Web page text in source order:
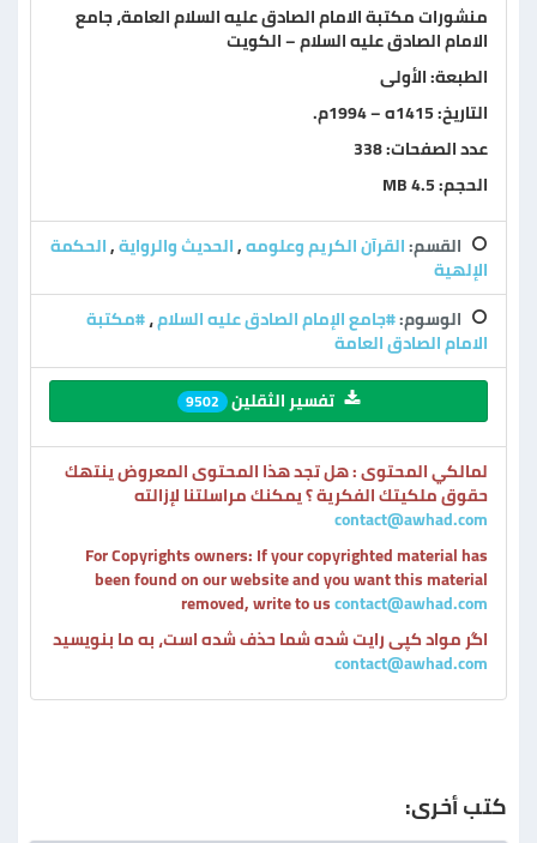
منشورات مكتبة الامام الصادق عليه السلام العامة، جامع
الامام الصادق عليه السلام – الكويت
الطبعة: الأولى
التاريخ: 1415ه – 1994م.
عدد الصفحات: 338
الحجم: 4.5 MB
القسم:القرآن الكريم وعلومه,الحديث والرواية,الحكمة
الإلهية
الوسوم:#جامع الإمام الصادق عليه السلام،#مكتبة
الامام الصادق العامة
تفسير الثقلين 9502
لمالكي المحتوى : هل تجد هذا المحتوى المعروض ينتهك
حقوق ملكيتك الفكرية ؟ يمكنك مراسلتنا لإزالته
contact@awhad.com
For Copyrights owners: If your copyrighted material has
been found on our website and you want this material
removed, write to uscontact@awhad.com
اگر مواد کپی رایت شده شما حذف شده است، به ما بنویسید
contact@awhad.com
كتب أخرى: